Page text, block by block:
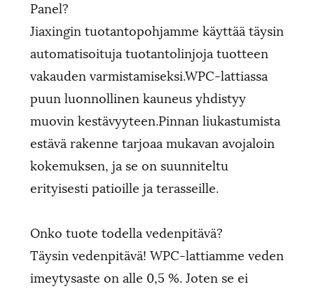
Panel?
Jiaxingin tuotantopohjamme käyttää täysin
automatisoituja tuotantolinjoja tuotteen
vakauden varmistamiseksi.WPC-lattiassa
puun luonnollinen kauneus yhdistyy
muovin kestävyyteen.Pinnan liukastumista
estävä rakenne tarjoaa mukavan avojaloin
kokemuksen, ja se on suunniteltu
erityisesti patioille ja terasseille.
Onko tuote todella vedenpitävä?
Täysin vedenpitävä! WPC-lattiamme veden
imeytysaste on alle 0,5 %. Joten se ei